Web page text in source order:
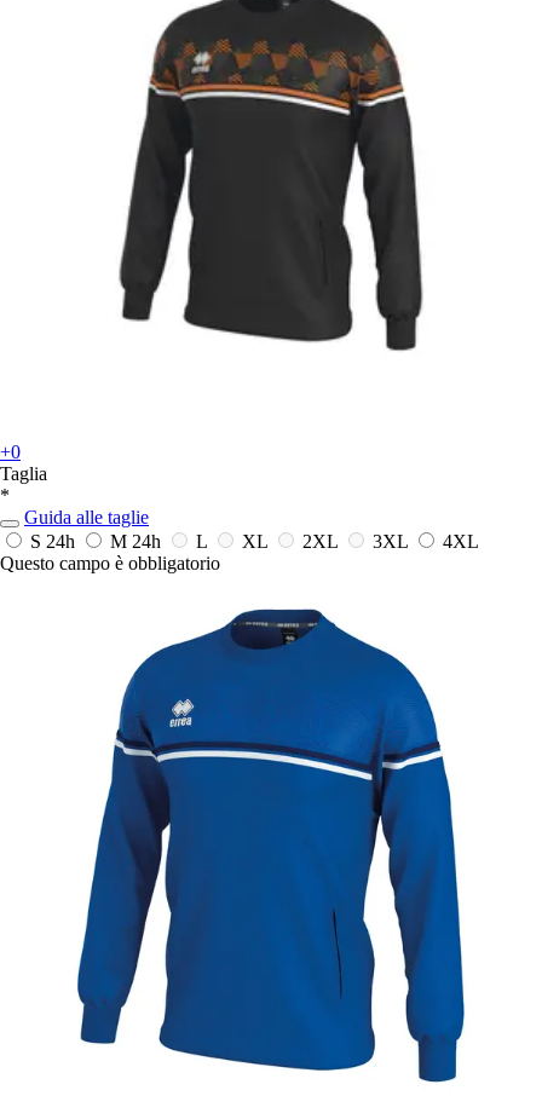
+0
Taglia
*
Guida alle taglie
S 24h M 24h L XL 2XL 3XL
4XL
Questo campo è obbligatorio